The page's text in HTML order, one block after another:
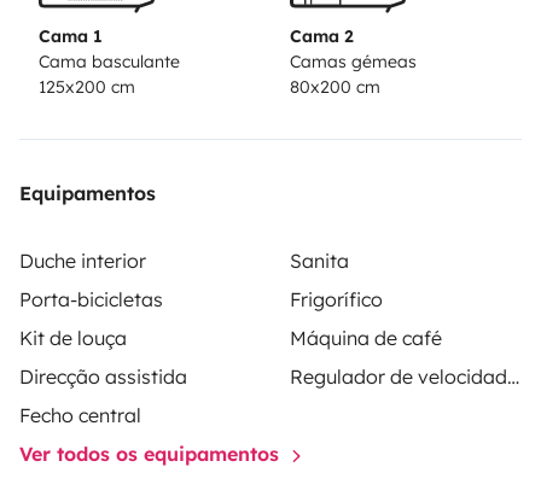
Cama 1
Cama basculante
125x200 cm
Cama 2
Camas gémeas
80x200 cm
Equipamentos
Duche interior
Sanita
Porta-bicicletas
Frigorífico
Kit de louça
Máquina de café
Direcção assistida
Regulador de velocidade / Cruise Control
Fecho central
Ver todos os equipamentos